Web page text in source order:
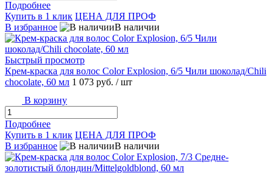
Подробнее
Купить в 1 клик ЦЕНА ДЛЯ ПРОФ
В избранное
В наличии
Быстрый просмотр
Крем-краска для волос Color Explosion, 6/5 Чили шоколад/Chili
chocolate, 60 мл 1 073 руб. / шт
В корзину
Подробнее
Купить в 1 клик ЦЕНА ДЛЯ ПРОФ
В избранное
В наличии